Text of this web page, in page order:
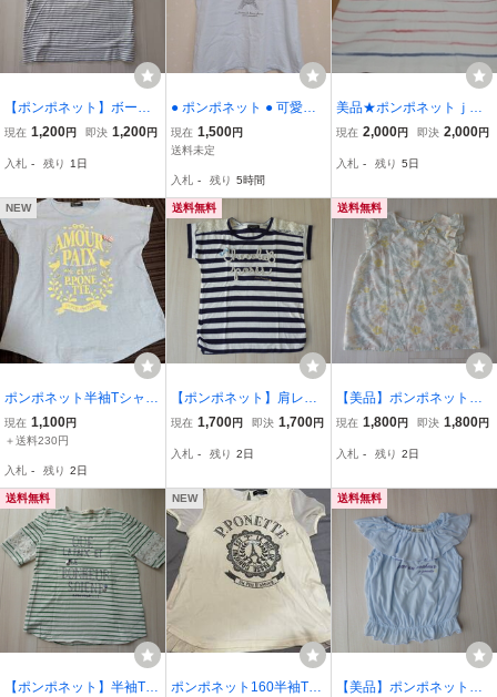
【ポンポネット】ボーダ
ー半袖Tシャツ パール
現在 1,200円 即決 1,200円
入札 - 残り 1日
● ポンポネット ● 可愛い
半袖Tシャツ ☆LL165㎝
☆ 水色 30324
現在 1,500円
送料未定
入札 - 残り 5時間
美品★ポンポネットｊ
ｒ ボーダー 半袖カッ
60）★定価8900円位
現在 2,000円 即決 2,000円
入札 - 残り 5日
NEW
ポンポネット半袖Tシャツ
160
現在 1,100円
＋送料230円
入札 - 残り 2日
送料無料
【ポンポネット】肩レー
ス 紺ボーダーTシャツ★
現在 1,700円 即決 1,700円
入札 - 残り 2日
送料無料
【美品】ポンポネット可
愛い♪お花のブラウス★16
現在 1,800円 即決 1,800円
入札 - 残り 2日
送料無料
【ポンポネット】半袖Tシ
NEW
ポンポネット160半袖Tシ
送料無料
【美品】ポンポネット可